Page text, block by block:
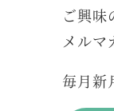
ご興味
メルマ
毎月新